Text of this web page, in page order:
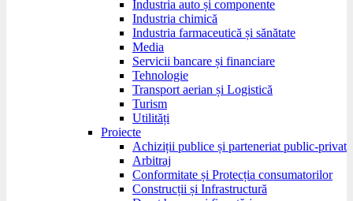
Industria auto și componente
Industria chimică
Industria farmaceutică și sănătate
Media
Servicii bancare și financiare
Tehnologie
Transport aerian și Logistică
Turism
Utilități
Proiecte
Achiziții publice și parteneriat public-privat
Arbitraj
Conformitate și Protecția consumatorilor
Construcții și Infrastructură